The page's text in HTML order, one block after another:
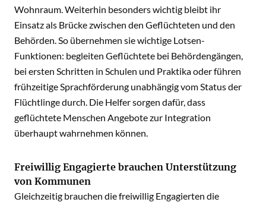
Wohnraum. Weiterhin besonders wichtig bleibt ihr
Einsatz als Brücke zwischen den Geflüchteten und den
Behörden. So übernehmen sie wichtige Lotsen-
Funktionen: begleiten Geflüchtete bei Behördengängen,
bei ersten Schritten in Schulen und Praktika oder führen
frühzeitige Sprachförderung unabhängig vom Status der
Flüchtlinge durch. Die Helfer sorgen dafür, dass
geflüchtete Menschen Angebote zur Integration
überhaupt wahrnehmen können.
Freiwillig Engagierte brauchen Unterstützung
von Kommunen
Gleichzeitig brauchen die freiwillig Engagierten die